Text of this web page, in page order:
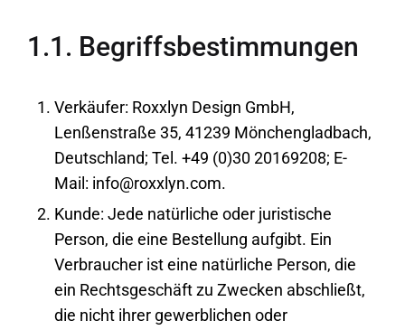
1.1. Begriffsbestimmungen
Verkäufer: Roxxlyn Design GmbH,
Lenßenstraße 35, 41239 Mönchengladbach,
Deutschland; Tel. +49 (0)30 20169208; E-
Mail: info@roxxlyn.com.
Kunde: Jede natürliche oder juristische
Person, die eine Bestellung aufgibt. Ein
Verbraucher ist eine natürliche Person, die
ein Rechtsgeschäft zu Zwecken abschließt,
die nicht ihrer gewerblichen oder